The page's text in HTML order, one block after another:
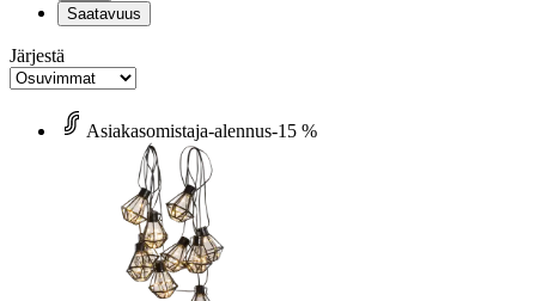
Saatavuus
Järjestä
Asiakasomistaja-alennus-15 %